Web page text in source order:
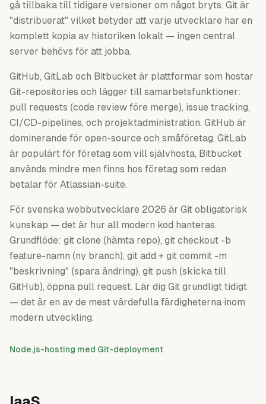
gå tillbaka till tidigare versioner om något bryts. Git är
"distribuerat" vilket betyder att varje utvecklare har en
komplett kopia av historiken lokalt — ingen central
server behövs för att jobba.
GitHub, GitLab och Bitbucket är plattformar som hostar
Git-repositories och lägger till samarbetsfunktioner:
pull requests (code review före merge), issue tracking,
CI/CD-pipelines, och projektadministration. GitHub är
dominerande för open-source och småföretag, GitLab
är populärt för företag som vill självhosta, Bitbucket
används mindre men finns hos företag som redan
betalar för Atlassian-suite.
För svenska webbutvecklare 2026 är Git obligatorisk
kunskap — det är hur all modern kod hanteras.
Grundflöde: git clone (hämta repo), git checkout -b
feature-namn (ny branch), git add + git commit -m
"beskrivning" (spara ändring), git push (skicka till
GitHub), öppna pull request. Lär dig Git grundligt tidigt
— det är en av de mest värdefulla färdigheterna inom
modern utveckling.
Node.js-hosting med Git-deployment